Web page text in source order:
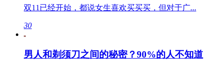
双11已经开始，都说女生喜欢买买买，但对于广...
30
男人和剃须刀之间的秘密？90%的人不知道